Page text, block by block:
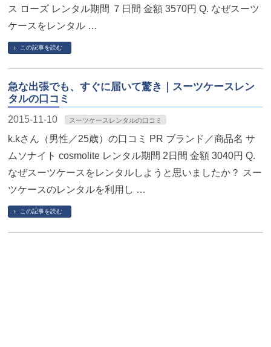
ス ローズ レンタル期間 ７日間 金額 3570円 Q. なぜスーツ
ケースをレンタル …
この記事を読む
急な出張でも、すぐに届いて驚き｜スーツケースレン
タルの口コミ
2015-11-10 スーツケースレンタルの口コミ
k.kさん（男性／25歳）の口コミ PR ブランド／商品名 サ
ムソナイト cosmolite レンタル期間 2日間 金額 3040円 Q.
なぜスーツケースをレンタルしようと思いましたか？ スー
ツケースのレンタルを利用し …
この記事を読む